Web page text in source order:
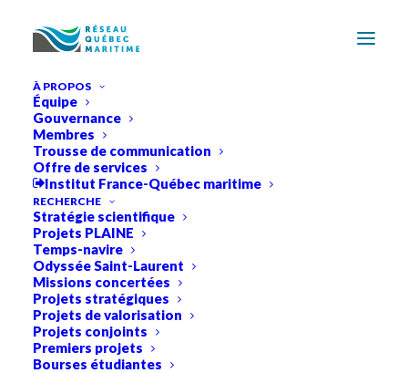
À PROPOS
Équipe
Gouvernance
Membres
Trousse de communication
Offre de services
Institut France-Québec maritime
RECHERCHE
Stratégie scientifique
Projets PLAINE
Temps-navire
Odyssée Saint-Laurent
Missions concertées
Projets stratégiques
Projets de valorisation
Projets conjoints
Premiers projets
Bourses étudiantes